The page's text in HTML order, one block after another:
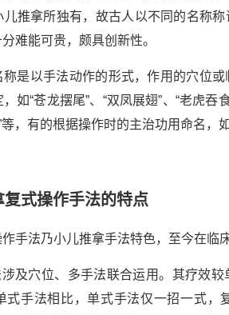
儿推拿所独有，故古人以不同的名称
难能可贵，颇具创新性。
称是以手法动作的形式，作用的穴位
如“苍龙摆尾”、“双凤展翅”、“老虎吞
，有的根据操作时的主治功用命名，如
式操作手法的特点
手法乃小儿推拿手法特色，至今在临
及穴位、多手法联合运用。其疗效
式手法相比，单式手法仅一招一式，